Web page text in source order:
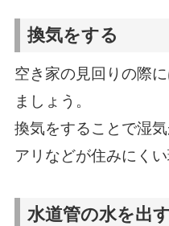
換気をする
空き家の見回りの際
ましょう。
換気をすることで湿
アリなどが住みにくい
水道管の水を出